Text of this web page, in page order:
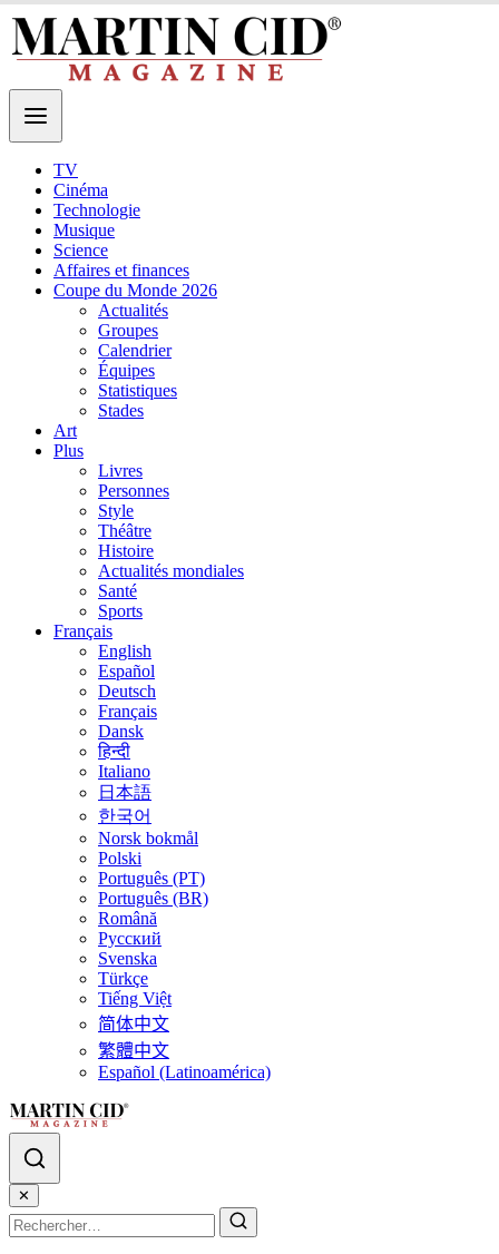
TV
Cinéma
Technologie
Musique
Science
Affaires et finances
Coupe du Monde 2026
Actualités
Groupes
Calendrier
Équipes
Statistiques
Stades
Art
Plus
Livres
Personnes
Style
Théâtre
Histoire
Actualités mondiales
Santé
Sports
Français
English
Español
Deutsch
Français
Dansk
हिन्दी
Italiano
日本語
한국어
Norsk bokmål
Polski
Português (PT)
Português (BR)
Română
Русский
Svenska
Türkçe
Tiếng Việt
简体中文
繁體中文
Español (Latinoamérica)
✕